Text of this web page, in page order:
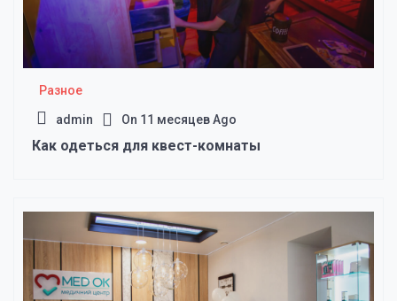
Разное
admin On 11 месяцев Ago
Как одеться для квест-комнаты